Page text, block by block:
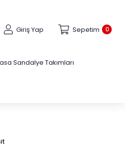
Giriş Yap 0
Sepetim
Sandalye Takımları